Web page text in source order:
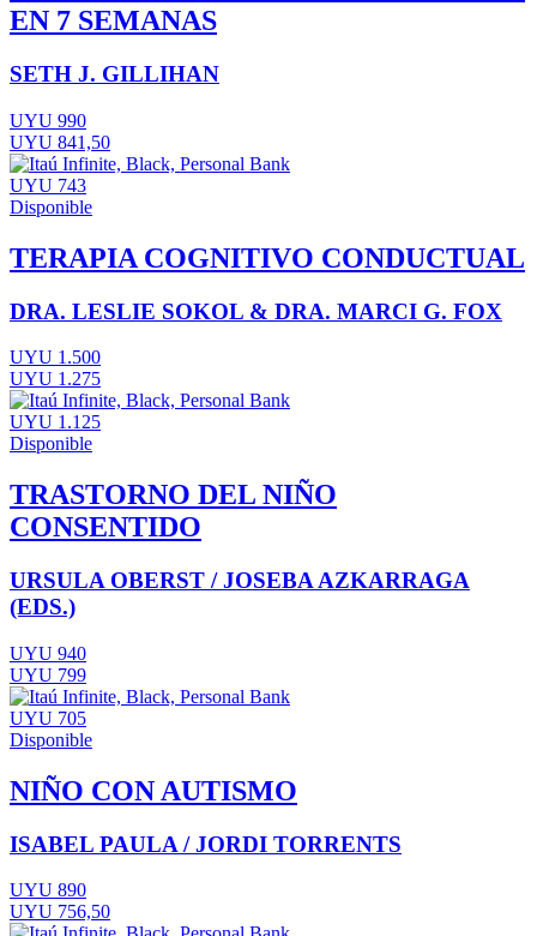
EN 7 SEMANAS
SETH J. GILLIHAN
UYU 990
UYU 841,50
UYU 743
Disponible
TERAPIA COGNITIVO CONDUCTUAL
DRA. LESLIE SOKOL & DRA. MARCI G. FOX
UYU 1.500
UYU 1.275
UYU 1.125
Disponible
TRASTORNO DEL NIÑO
CONSENTIDO
URSULA OBERST / JOSEBA AZKARRAGA
(EDS.)
UYU 940
UYU 799
UYU 705
Disponible
NIÑO CON AUTISMO
ISABEL PAULA / JORDI TORRENTS
UYU 890
UYU 756,50